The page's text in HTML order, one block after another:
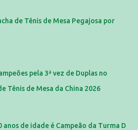
de Tênis de Mesa Pegajosa por
pela 3ª vez de Duplas no
Tênis de Mesa da China 2026
anos de idade é Campeão da Turma D